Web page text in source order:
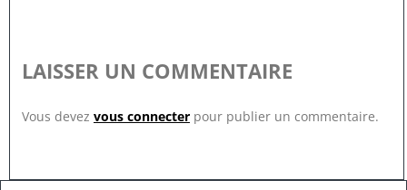
LAISSER UN COMMENTAIRE
Vous devez vous connecterpour publier un commentaire.